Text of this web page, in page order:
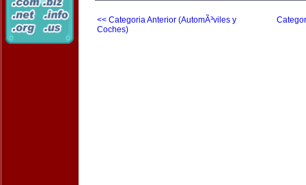
<< Categoria Anterior (AutomÃ³viles y
Coches)